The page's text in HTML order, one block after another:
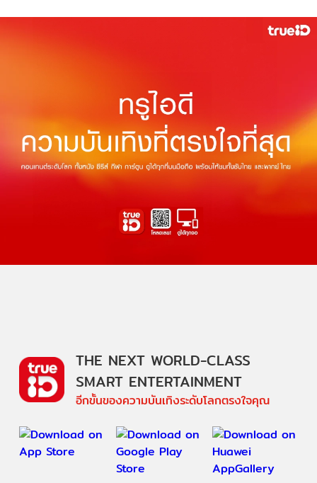
THE NEXT WORLD-CLASS
SMART ENTERTAINMENT
อีกขั้นของความบันเทิงระดับโลกตรงใจคุณ